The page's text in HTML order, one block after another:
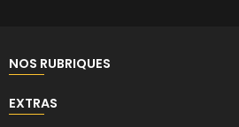
NOS RUBRIQUES
EXTRAS